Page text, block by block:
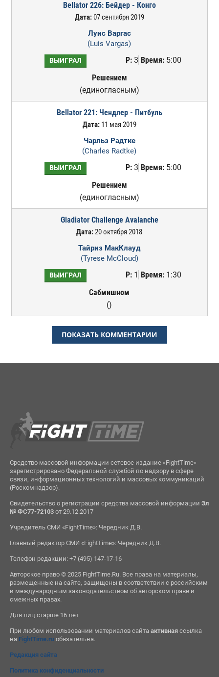
Bellator 226: Бейдер - Конго
Дата:07 сентября 2019
Луис Варгас
(Luis Vargas)
ВЫИГРАЛ Р:3 Время:5:00
Решением
(единогласным)
Bellator 221: Чендлер - Питбуль
Дата:11 мая 2019
Чарльз Радтке
(Charles Radtke)
ВЫИГРАЛ Р:3 Время:5:00
Решением
(единогласным)
Gladiator Challenge Avalanche
Дата:20 октября 2018
Тайриз МакКлауд
(Tyrese McCloud)
ВЫИГРАЛ Р:1 Время:1:30
Сабмишном
()
ПОКАЗАТЬ КОММЕНТАРИИ
Средство массовой информации сетевое издание «FightTime»
зарегистрировано Федеральной службой по надзору в сфере
связи, информационных технологий и массовых коммуникаций
(Роскомнадзор).
Свидетельство о регистрации средства массовой информации Эл
№ ФС77-72103от 29.12.2017
Учредитель СМИ «FightTime»: Чередник Д.В.
Главный редактор СМИ «FightTime»: Чередник Д.В.
Телефон редакции: +7 (495) 147-17-16
Авторское право © 2025 FightTime.Ru. Все права на материалы,
размещенные на сайте, защищены в соответствии с российским
и международным законодательством об авторском праве и
смежных правах.
Для лиц старше 16 лет
При любом использовании материалов сайта активнаяссылка
на FightTime.ruобязательна.
Редакция сайта
Политика конфиденциальности